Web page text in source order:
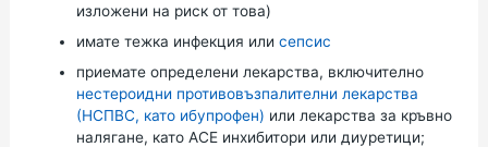
изложени на риск от това)
имате тежка инфекция или сепсис
приемате определени лекарства, включително
нестероидни противовъзпалителни лекарства
(НСПВС, като ибупрофен) или лекарства за кръвно
налягане, като АСЕ инхибитори или диуретици;